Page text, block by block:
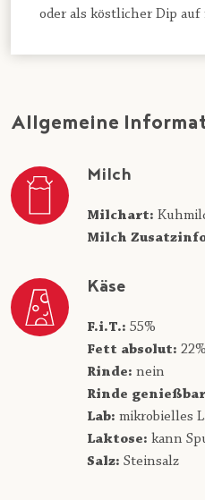
oder als köstlicher Dip auf
Allgemeine
Milch
Milchart:
Milch
Käse
F.i.T.: 55%
Fett absolut: 22%
Rinde: nein
Rinde
Lab: mikrobielles
Laktose: kann
Salz: Steinsalz